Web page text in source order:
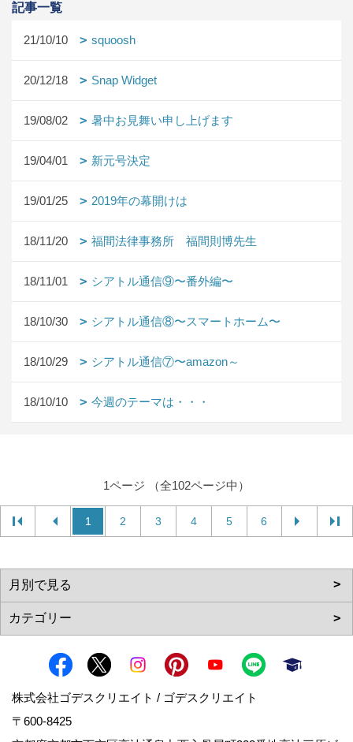
記事一覧
21/10/10 squoosh
20/12/18 Snap Widget
19/08/02 暑中お見舞い申し上げます
19/04/01 新元号決定
19/01/25 2019年の幕開けは
18/11/20 福間法律事務所 福間則博先生
18/11/01 シアトル通信⑨〜番外編〜
18/10/30 シアトル通信⑧〜スマートホーム〜
18/10/29 シアトル通信⑦〜amazon～
18/10/10 今週のテーマは・・・
1ページ （全102ページ中）
1 2 3 4 5 6
株式会社ゴデスクリエイト / ゴデスクリエイト
〒600-8425